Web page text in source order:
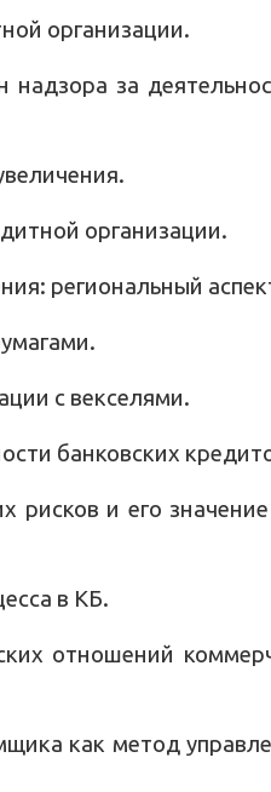
организации.
надзора за
организации.
региональный
с векселями.
банковских
рисков и его
в КБ.
отношений
как метод